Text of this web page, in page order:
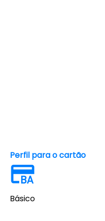
Perfil para o cartão
BA
Básico